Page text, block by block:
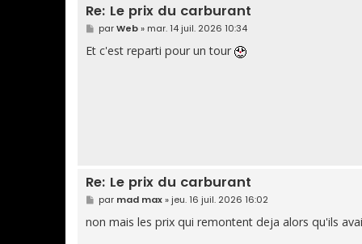
Re: Le prix du carburant
M
e
s
s
parWeb» mar. 14 juil. 2026 10:34
Et c'est reparti pour un tour
Re: Le prix du carburant
M
e
s
s
par mad max» jeu. 16 juil. 2026 16:02
non mais les prix qui remontent deja alors qu'ils